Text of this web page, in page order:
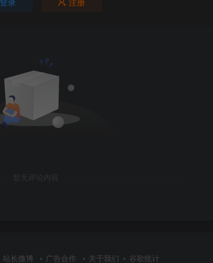
暂无评论内容
站长微博 广告合作 关于我们 谷歌统计